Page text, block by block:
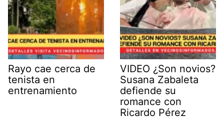
Rayo cae cerca de
tenista en
entrenamiento
VIDEO ¿Son novios?
Susana Zabaleta
defiende su
romance con
Ricardo Pérez